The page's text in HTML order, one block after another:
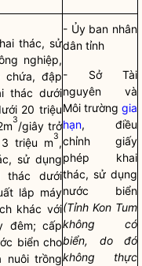
thác, sử
nghiệp,
đập
thác dưới
20 triệu
3/giây trở
triệu m3,
sử dụng
thác dưới
lắp máy
khác với
đêm; cấp
biển cho
nuôi trồng
- Ủy ban nhân
dân tỉnh
- Sở Tài
nguyên và
Môi trường gia
hạn, điều
chỉnh giấy
phép khai
thác, sử dụng
nước biển
(Tỉnh Kon Tum
không có
biển, do đó
không thực